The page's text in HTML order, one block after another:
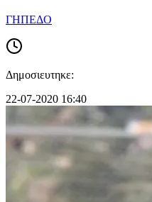
ΓΗΠΕΔΟ
Δημοσιευτηκε:
22-07-2020 16:40